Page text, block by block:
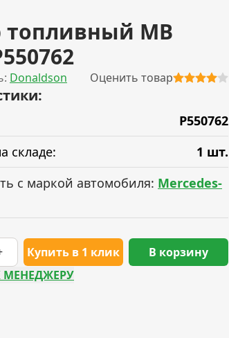
MB
Donaldson Оценить товар
P550762
складе:
1 шт.
с маркой автомобиля: Mercedes-
Купить в 1 клик
В корзину
МЕНЕДЖЕРУ